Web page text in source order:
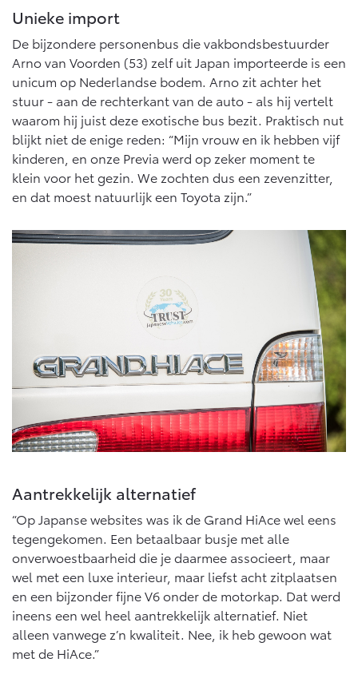
Vanaf € 46.301,-
Land Cruiser (excl. BTW)
Vanaf € 89.986,-
Unieke import
De bijzondere personenbus die vakbondsbestuurder
Arno van Voorden (53) zelf uit Japan importeerde is een
unicum op Nederlandse bodem. Arno zit achter het
stuur - aan de rechterkant van de auto - als hij vertelt
waarom hij juist deze exotische bus bezit. Praktisch nut
blijkt niet de enige reden: “Mijn vrouw en ik hebben vijf
kinderen, en onze Previa werd op zeker moment te
klein voor het gezin. We zochten dus een zevenzitter,
en dat moest natuurlijk een Toyota zijn.”
Aantrekkelijk alternatief
“Op Japanse websites was ik de Grand HiAce wel eens
tegengekomen. Een betaalbaar busje met alle
onverwoestbaarheid die je daarmee associeert, maar
wel met een luxe interieur, maar liefst acht zitplaatsen
en een bijzonder fijne V6 onder de motorkap. Dat werd
ineens een wel heel aantrekkelijk alternatief. Niet
alleen vanwege z’n kwaliteit. Nee, ik heb gewoon wat
met de HiAce.”